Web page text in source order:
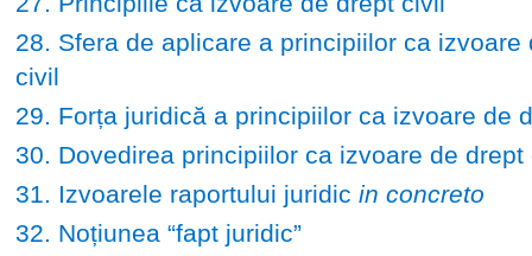
28. Sfera de aplicare a principiilor ca izvoare
civil
29. Forța juridică a principiilor ca izvoare de
30. Dovedirea principiilor ca izvoare de drept
31. Izvoarele raportului juridic in concreto
32. Noțiunea “fapt juridic”